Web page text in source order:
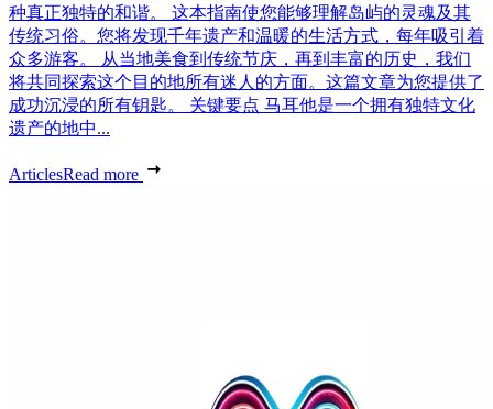
种真正独特的和谐。 这本指南使您能够理解岛屿的灵魂及其
传统习俗。您将发现千年遗产和温暖的生活方式，每年吸引着
众多游客。 从当地美食到传统节庆，再到丰富的历史，我们
将共同探索这个目的地所有迷人的方面。这篇文章为您提供了
成功沉浸的所有钥匙。 关键要点 马耳他是一个拥有独特文化
遗产的地中...
ArticlesRead more